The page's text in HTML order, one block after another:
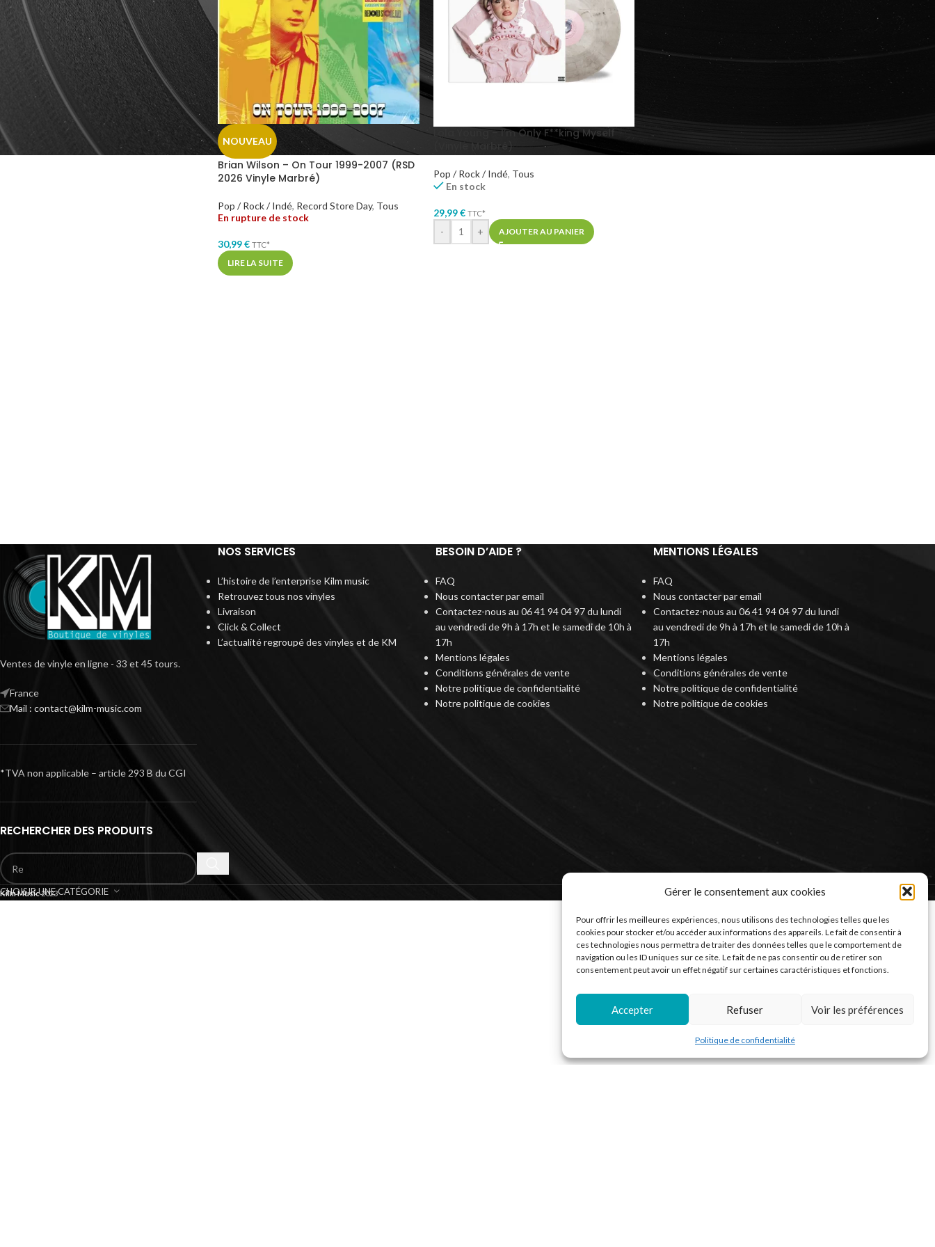
Gérer le consentement aux cookies
Pour offrir les meilleures expériences, nous utilisons des technologies telles que les
cookies pour stocker et/ou accéder aux informations des appareils. Le fait de consentir à
ces technologies nous permettra de traiter des données telles que le comportement de
navigation ou les ID uniques sur ce site. Le fait de ne pas consentir ou de retirer son
consentement peut avoir un effet négatif sur certaines caractéristiques et fonctions.
Accepter Refuser Voir les préférences
Politique de confidentialité
GENRES MUSICAUX
Indie Pop 1
1
NOUVEAU
Brian Wilson – On Tour 1999-2007 (RSD
2026 Vinyle Marbré)
Pop / Rock / Indé, Record Store Day, Tous
En rupture de stock
30,99€ TTC*
LIRE LA SUITE
Lola Young – I’m Only F**king Myself
(Vinyle Marbré)
Pop / Rock / Indé, Tous
En stock
29,99€ TTC*
- + AJOUTER AU PANIER
Ventes de vinyle en ligne - 33 et 45 tours.
France
Mail : contact@kilm-music.com
*TVA non applicable – article 293 B du CGI
RECHERCHER DES PRODUITS
CHOISIR UNE CATÉGORIE
NOS SERVICES
L’histoire de l’enterprise Kilm music
Retrouvez tous nos vinyles
Livraison
Click & Collect
L’actualité regroupé des vinyles et de KM
BESOIN D’AIDE ?
FAQ
Nous contacter par email
Contactez-nous au 06 41 94 04 97 du lundi
au vendredi de 9h à 17h et le samedi de 10h à
17h
Mentions légales
Conditions générales de vente
Notre politique de confidentialité
Notre politique de cookies
MENTIONS LÉGALES
FAQ
Nous contacter par email
Contactez-nous au 06 41 94 04 97 du lundi
au vendredi de 9h à 17h et le samedi de 10h à
17h
Mentions légales
Conditions générales de vente
Notre politique de confidentialité
Notre politique de cookies
Kilm Music2023